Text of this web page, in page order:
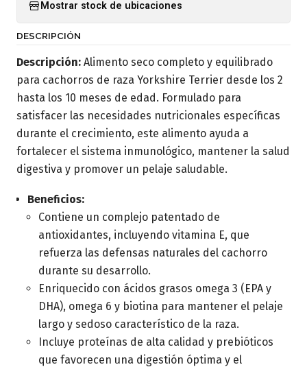
Mostrar stock de ubicaciones
DESCRIPCIÓN
Descripción: Alimento seco completo y equilibrado
para cachorros de raza Yorkshire Terrier desde los 2
hasta los 10 meses de edad. Formulado para
satisfacer las necesidades nutricionales específicas
durante el crecimiento, este alimento ayuda a
fortalecer el sistema inmunológico, mantener la salud
digestiva y promover un pelaje saludable.
Beneficios:
Contiene un complejo patentado de
antioxidantes, incluyendo vitamina E, que
refuerza las defensas naturales del cachorro
durante su desarrollo.
Enriquecido con ácidos grasos omega 3 (EPA y
DHA), omega 6 y biotina para mantener el pelaje
largo y sedoso característico de la raza.
Incluye proteínas de alta calidad y prebióticos
que favorecen una digestión óptima y el